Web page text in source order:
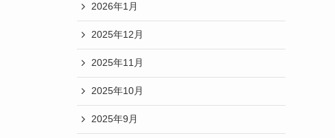
2026年1月
2025年12月
2025年11月
2025年10月
2025年9月